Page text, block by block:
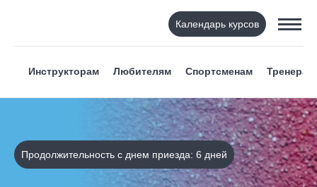
Календарь курсов
Инструкторам Любителям Спортсменам Тренерам
Продолжительность с днем приезда: 6 дней